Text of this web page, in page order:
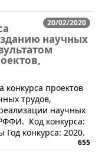
20/02/2020
научных
конкурса проектов
трудов,
научных
Код конкурса:
Год конкурса: 2020.
655